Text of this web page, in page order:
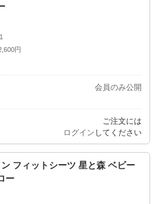
円
会員のみ公開
ご注文には
ログイン してください
フィットシーツ 星と森 ベビー
ー